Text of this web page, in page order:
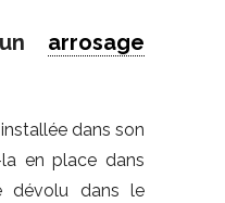
arrosage
dans son
en place dans
dévolu dans le